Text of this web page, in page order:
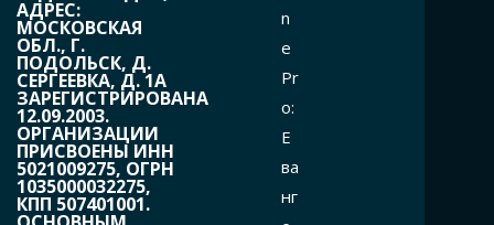
АДРЕС:
МОСКОВСКАЯ
ОБЛ., Г.
ПОДОЛЬСК, Д.
СЕРГЕЕВКА, Д. 1А
ЗАРЕГИСТРИРОВАНА
12.09.2003.
ОРГАНИЗАЦИИ
ПРИСВОЕНЫ ИНН
5021009275, ОГРН
1035000032275,
КПП 507401001.
n
e
Pr
o:
Е
ва
нг